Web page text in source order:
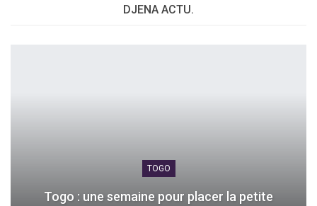
DJENA ACTU.
TOGO
Togo : une semaine pour placer la petite